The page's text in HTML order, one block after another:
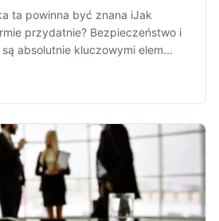
ta powinna być znana iJak
przydatnie? Bezpieczeństwo i
absolutnie kluczowymi elem...